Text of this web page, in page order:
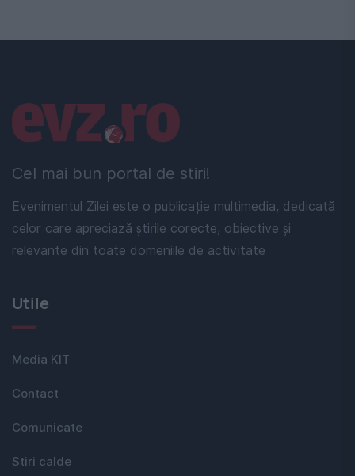
Cel mai bun portal de stiri!
Evenimentul Zilei este o publicație multimedia, dedicată
celor care apreciază știrile corecte, obiective și
relevante din toate domeniile de activitate
Linkuri utile
Utile
Media KIT
Contact
Comunicate
Stiri calde